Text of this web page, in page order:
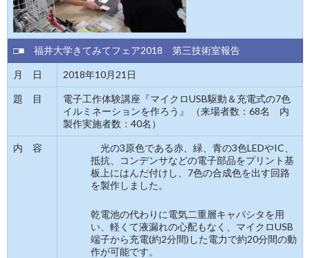
□■ 福井大学きてみてフェア2018 第三技術室報告
月 日 2018年10月21日
題 目
電子工作体験講座『マイクロUSB駆動＆充電式の7色
イルミネーションを作ろう』 （来場者数：68名 内
製作実施者数：40名）
内 容
光の3原色である赤、緑、青の3色LEDやIC、
抵抗、コンデンサなどの電子部品をプリント基
板上にはんだ付けし、7色の合成色を出す回路
を製作しました。
乾電池の代わりに電気二重層キャパシタを用
い、軽くて液漏れの心配もなく、マイクロUSB
端子から充電(約2分間)した電力で約20分間の動
作が可能です。